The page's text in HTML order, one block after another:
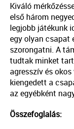
Kiváló
első három
legjobb játékunk
egy olyan csapat
szorongatni. A
tudtak minket
agresszív és
kiengedett a
az egyébként
Összefoglalás: